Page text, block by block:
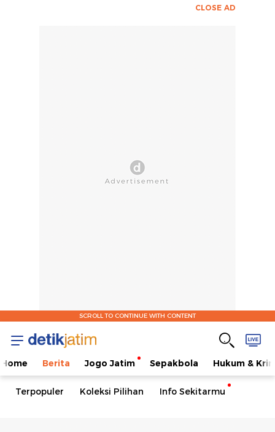
CLOSE AD
SCROLL TO CONTINUE WITH CONTENT
Home Berita Jogo Jatim Sepakbola Hukum &
Terpopuler Koleksi Pilihan Info Sekitarmu